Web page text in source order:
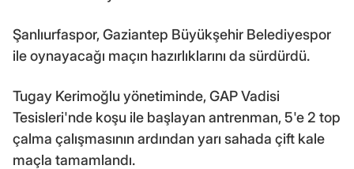
Şanlıurfaspor, Gaziantep Büyükşehir Belediyespor
ile oynayacağı maçın hazırlıklarını da sürdürdü.
Tugay Kerimoğlu yönetiminde, GAP Vadisi
Tesisleri'nde koşu ile başlayan antrenman, 5'e 2 top
çalma çalışmasının ardından yarı sahada çift kale
maçla tamamlandı.